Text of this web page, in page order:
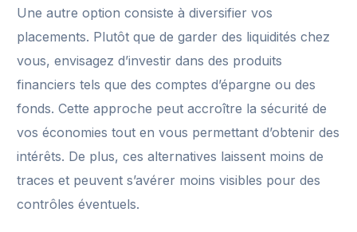
Une autre option consiste à diversifier vos
placements. Plutôt que de garder des liquidités chez
vous, envisagez d’investir dans des produits
financiers tels que des comptes d’épargne ou des
fonds. Cette approche peut accroître la sécurité de
vos économies tout en vous permettant d’obtenir des
intérêts. De plus, ces alternatives laissent moins de
traces et peuvent s’avérer moins visibles pour des
contrôles éventuels.